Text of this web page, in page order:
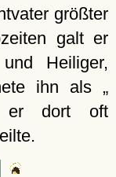
größter
galt er
Heiliger,
ihn als
dort oft